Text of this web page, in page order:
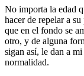
No importa la edad
hacer de repelar a
que en el fondo se
otro, y de alguna
sigan así, le dan a
normalidad.